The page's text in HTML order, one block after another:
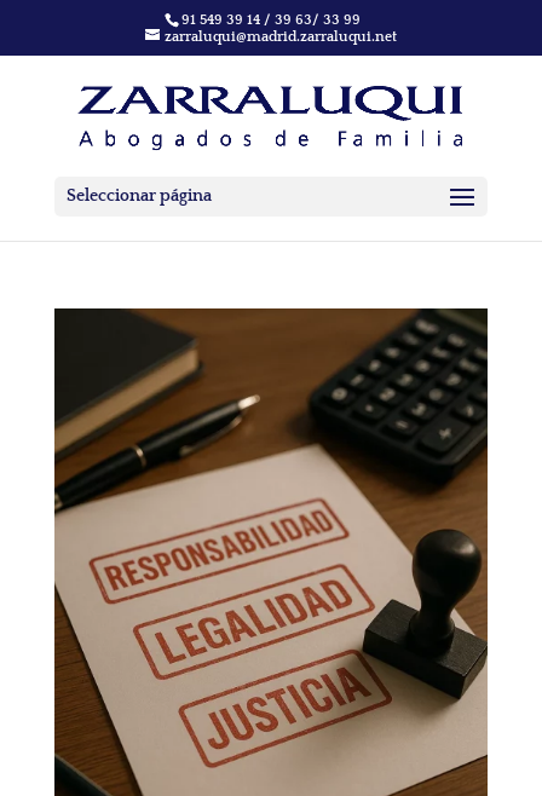
91 549 39 14 / 39 63/ 33 99
zarraluqui@madrid.zarraluqui.net
Seleccionar página